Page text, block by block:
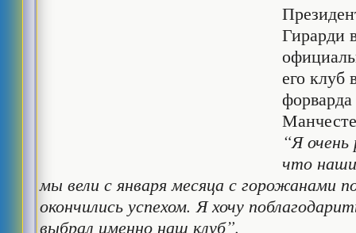
Гирарди
его клуб
“Я
что
мы вели с января месяца с горожанами
окончились успехом. Я хочу
выбрал именно наш клуб”.